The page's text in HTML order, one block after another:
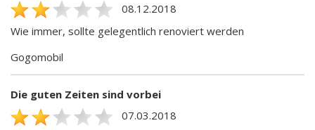
08.12.2018
Wie immer, sollte gelegentlich renoviert werden
Gogomobil
Die guten Zeiten sind vorbei
07.03.2018